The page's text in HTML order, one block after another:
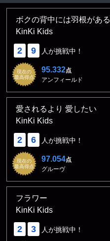
ボクの背中には羽根がある
KinKi Kids
2 9 人が挑戦中！
現在の
最高得点
95.332点
アンフィールド
愛されるより 愛したい
KinKi Kids
2 6 人が挑戦中！
現在の
最高得点
97.054点
グルーヴ
フラワー
KinKi Kids
2 3 人が挑戦中！